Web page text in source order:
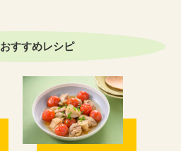
おすすめレシピ